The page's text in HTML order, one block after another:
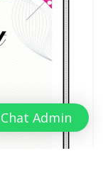
Chat Admin